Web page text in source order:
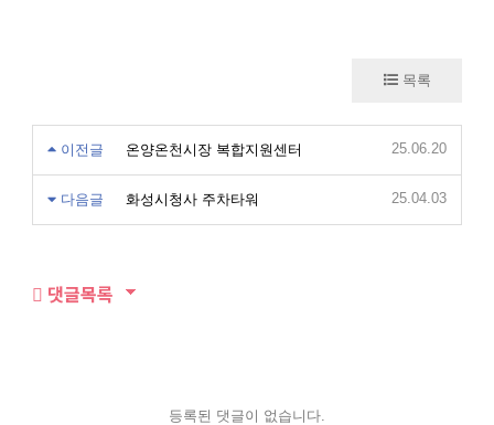
목록
이전글 온양온천시장 복합지원센터 25.06.20
다음글 화성시청사 주차타워 25.04.03
댓글목록
등록된 댓글이 없습니다.